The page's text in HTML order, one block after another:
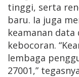
tinggi, serta
baru. Ia juga
keamanan
kebocoran.
lembaga
27001,”